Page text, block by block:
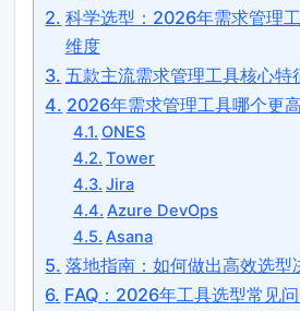
科学选型：2026年需求管理
维度
五款主流需求管理工具核心特
2026年需求管理工具哪个更
ONES
Tower
Jira
Azure DevOps
Asana
落地指南：如何做出高效选型
FAQ：2026年工具选型常见